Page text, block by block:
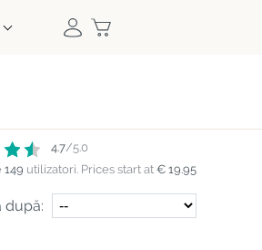
4.7/5.0
149 utilizatori. Prices start at € 19.95
după: